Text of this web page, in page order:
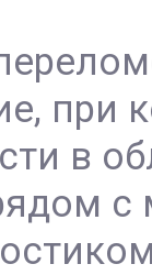
при
в